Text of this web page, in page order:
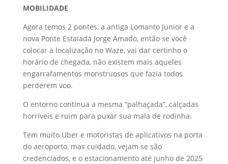
MOBILIDADE
Agora temos 2 pontes, a antiga Lomanto Junior e a
nova Ponte Estaiada Jorge Amado, então se você
colocar a localização no Waze, vai dar certinho o
horário de chegada, não existem mais aqueles
engarrafamentos monstruosos que fazia todos
perderem voo.
O entorno continua a mesma “palhaçada”, calçadas
horríveis e ruim para puxar sua mala de rodinha.
Tem muito Uber e motoristas de aplicativos na porta
do aeroporto, mas cuidado, vejam se são
credenciados, e o estacionamento até junho de 2025